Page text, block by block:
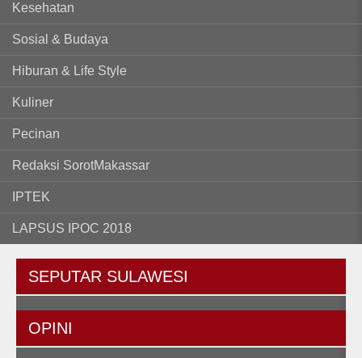
Kesehatan
Sosial & Budaya
Hiburan & Life Style
Kuliner
Pecinan
Redaksi SorotMakassar
IPTEK
LAPSUS IPOC 2018
SEPUTAR SULAWESI
OPINI